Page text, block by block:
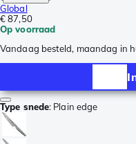
Global
€ 87,50
Op voorraad
Vandaag besteld, maandag in
Type snede: Plain edge